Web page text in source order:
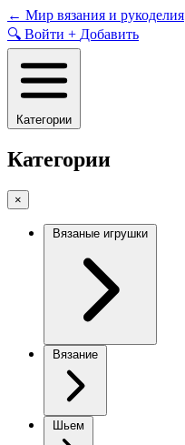
Skip
to
content
← Мир вязания и рукоделия
🔍 Войти + Добавить
Категории
Категории
×
Вязаные игрушки
Вязание
Шьем